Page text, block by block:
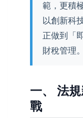
範，更積
以創新科
正做到「
財稅管理。
一、 法
戰